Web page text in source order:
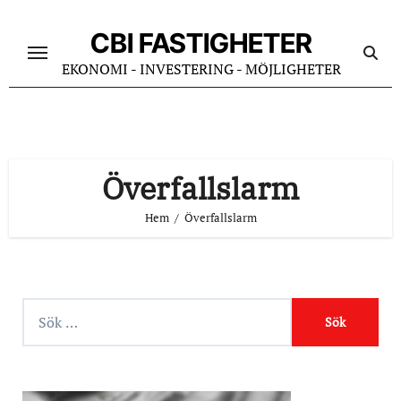
innehåll
CBI FASTIGHETER
EKONOMI - INVESTERING - MÖJLIGHETER
Överfallslarm
Hem Överfallslarm